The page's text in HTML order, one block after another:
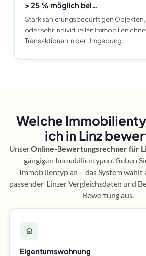
> 25 % möglich bei…
Stark sanierungsbedürftigen
oder sehr individuellen Immobilien
Transaktionen in der Umgebung.
Welche
ich in Linz
UnserOnline-Bewertungsrechner für
gängigen Immobilientypen. Geben
Immobilientyp an – das System wählt
passenden Linzer Vergleichsdaten und
Bewertung aus.
Eigentumswohnung